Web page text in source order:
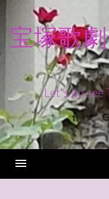
ン
ス
キ
ッ
宝塚歌
Let's go see